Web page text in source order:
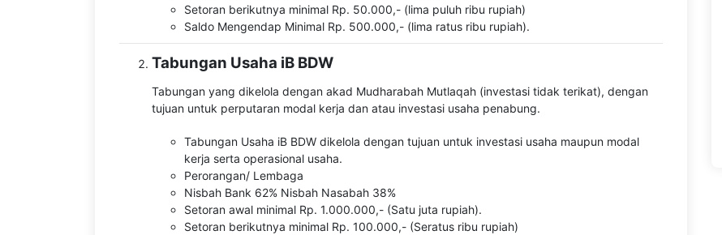
Setoran berikutnya minimal Rp. 50.000,- (lima puluh ribu rupiah)
Saldo Mengendap Minimal Rp. 500.000,- (lima ratus ribu rupiah).
Tabungan Usaha iB BDW
Tabungan yang dikelola dengan akad Mudharabah Mutlaqah (investasi tidak terikat), dengan
tujuan untuk perputaran modal kerja dan atau investasi usaha penabung.
Tabungan Usaha iB BDW dikelola dengan tujuan untuk investasi usaha maupun modal
kerja serta operasional usaha.
Perorangan/ Lembaga
Nisbah Bank 62% Nisbah Nasabah 38%
Setoran awal minimal Rp. 1.000.000,- (Satu juta rupiah).
Setoran berikutnya minimal Rp. 100.000,- (Seratus ribu rupiah)